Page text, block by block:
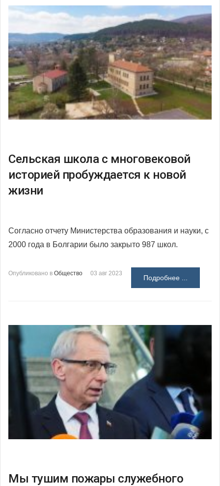
Сельская школа с многовековой
историей пробуждается к новой
жизни
Согласно отчету Министерства образования и науки, с
2000 года в Болгарии было закрыто 987 школ.
Опубликовано в Общество 03 авг 2023
Подробнее ...
Мы тушим пожары служебного